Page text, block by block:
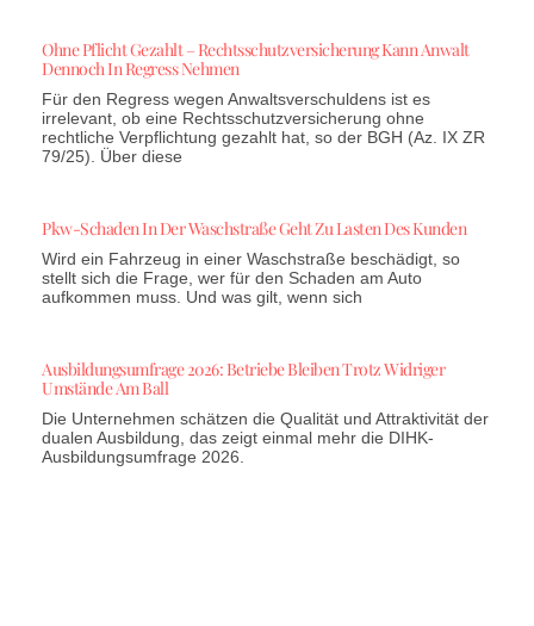
Ohne Pflicht Gezahlt – Rechtsschutzversicherung Kann Anwalt
Dennoch In Regress Nehmen
Für den Regress wegen Anwaltsverschuldens ist es
irrelevant, ob eine Rechtsschutzversicherung ohne
rechtliche Verpflichtung gezahlt hat, so der BGH (Az. IX ZR
79/25). Über diese
Pkw-Schaden In Der Waschstraße Geht Zu Lasten Des Kunden
Wird ein Fahrzeug in einer Waschstraße beschädigt, so
stellt sich die Frage, wer für den Schaden am Auto
aufkommen muss. Und was gilt, wenn sich
Ausbildungsumfrage 2026: Betriebe Bleiben Trotz Widriger
Umstände Am Ball
Die Unternehmen schätzen die Qualität und Attraktivität der
dualen Ausbildung, das zeigt einmal mehr die DIHK-
Ausbildungsumfrage 2026.